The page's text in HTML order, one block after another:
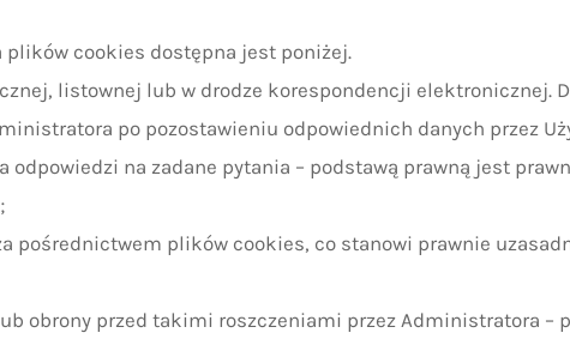
cookies dostępna jest poniżej.
listownej lub w drodze korespondencji elektronicznej.
po pozostawieniu odpowiednich danych przez
na zadane pytania – podstawą prawną jest
pośrednictwem plików cookies, co stanowi prawnie
obrony przed takimi roszczeniami przez Administratora –